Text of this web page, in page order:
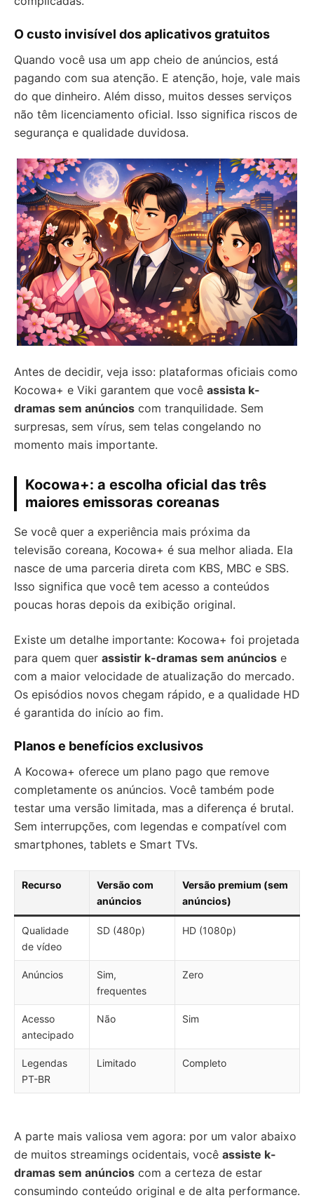
O custo invisível dos aplicativos gratuitos
Quando você usa um app cheio de anúncios, está
pagando com sua atenção. E atenção, hoje, vale mais
do que dinheiro. Além disso, muitos desses serviços
não têm licenciamento oficial. Isso significa riscos de
segurança e qualidade duvidosa.
Antes de decidir, veja isso: plataformas oficiais como
Kocowa+ e Viki garantem que você assista k-
dramas sem anúncios com tranquilidade. Sem
surpresas, sem vírus, sem telas congelando no
momento mais importante.
Kocowa+: a escolha oficial das três
maiores emissoras coreanas
Se você quer a experiência mais próxima da
televisão coreana, Kocowa+ é sua melhor aliada. Ela
nasce de uma parceria direta com KBS, MBC e SBS.
Isso significa que você tem acesso a conteúdos
poucas horas depois da exibição original.
Existe um detalhe importante: Kocowa+ foi projetada
para quem quer assistir k-dramas sem anúncios e
com a maior velocidade de atualização do mercado.
Os episódios novos chegam rápido, e a qualidade HD
é garantida do início ao fim.
Planos e benefícios exclusivos
A Kocowa+ oferece um plano pago que remove
completamente os anúncios. Você também pode
testar uma versão limitada, mas a diferença é brutal.
Sem interrupções, com legendas e compatível com
smartphones, tablets e Smart TVs.
Recurso
Versão com
anúncios
Versão premium (sem
anúncios)
Qualidade
de vídeo
SD (480p) HD (1080p)
Anúncios
Sim,
frequentes
Zero
Acesso
antecipado
Não Sim
Legendas
PT-BR
Limitado Completo
A parte mais valiosa vem agora: por um valor abaixo
de muitos streamings ocidentais, você assiste k-
dramas sem anúncios com a certeza de estar
consumindo conteúdo original e de alta performance.